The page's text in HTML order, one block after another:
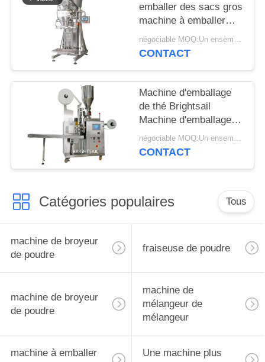
emballer des sacs gros
machine à emballer
des épices en poudre
pour la fabrication de
négociable MOQ:Un ensemble
CONTACT
Machine d'emballage
de thé Brightsail
Machine d'emballage
en poudre de thé avec
CE
négociable MOQ:Un ensemble
CONTACT
Catégories populaires Tous
machine de broyeur
de poudre
fraiseuse de poudre
machine de broyeur
de poudre
machine de
mélangeur de
mélangeur
machine à emballer
Une machine plus